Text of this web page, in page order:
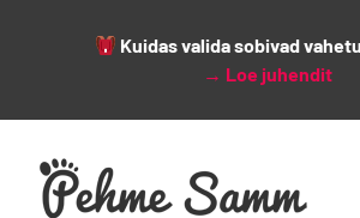
Kuidas valida sobivad
→ Loe juhendit
content